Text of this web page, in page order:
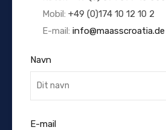
Mobil: +49 (0)174 10 12 10 2
E-mail: info@maasscroatia.de
Navn
E-mail